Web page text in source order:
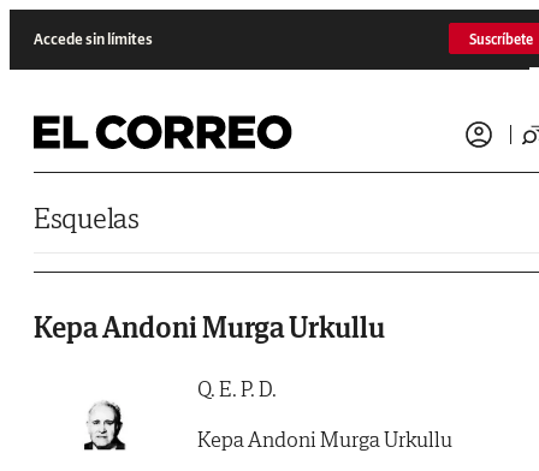
Accede sin límites Suscríbete
Esquelas
Kepa Andoni Murga Urkullu
Q. E. P. D.
Kepa Andoni Murga Urkullu